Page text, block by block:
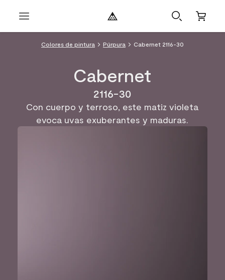
Colores de pintura Púrpura Cabernet 2116-30
Cabernet
2116-30
Con cuerpo y terroso, este matiz violeta
evoca uvas exuberantes y maduras.